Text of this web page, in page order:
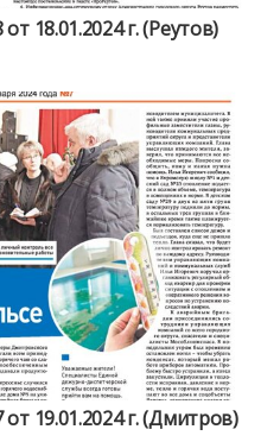
18.01.2024 г. (Реутов)
19.01.2024 г. (Дмитров)